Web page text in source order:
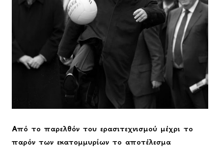
Από το παρελθόν του ερασιτεχνισμού μέχρι το
παρόν των εκατομμυρίων το αποτέλεσμα